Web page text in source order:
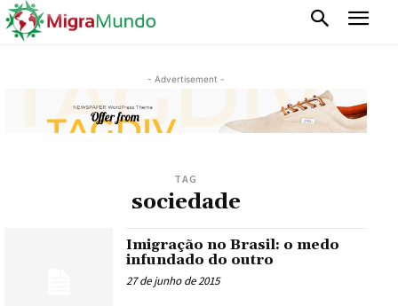
- Advertisement -
TAG
sociedade
Imigração no Brasil: o medo
infundado do outro
27 de junho de 2015